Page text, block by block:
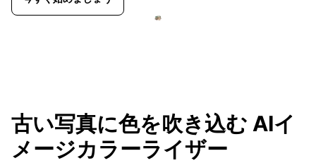
古い写真に色を吹き込む AIイ
メージカラーライザー